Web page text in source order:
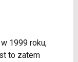
1999 roku,
to zatem